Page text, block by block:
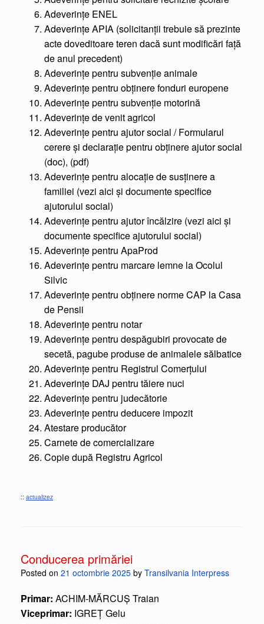
Adeverințe ENEL
Adeverințe APIA (solicitanții trebuie să prezinte
acte doveditoare teren dacă sunt modificări față
de anul precedent)
Adeverințe pentru subvenție animale
Adeverințe pentru obținere fonduri europene
Adeverințe pentru subvenție motorină
Adeverințe de venit agricol
Adeverințe pentru ajutor social / Formularul
cerere și declarație pentru obținere ajutor social
(doc), (pdf)
Adeverințe pentru alocație de susținere a
familiei (vezi aici și documente specifice
ajutorului social)
Adeverințe pentru ajutor încălzire (vezi aici și
documente specifice ajutorului social)
Adeverințe pentru ApaProd
Adeverințe pentru marcare lemne la Ocolul
Silvic
Adeverințe pentru obținere norme CAP la Casa
de Pensii
Adeverințe pentru notar
Adeverințe pentru despăgubiri provocate de
secetă, pagube produse de animalele sălbatice
Adeverințe pentru Registrul Comerțului
Adeverințe DAJ pentru tăiere nuci
Adeverințe pentru judecătorie
Adeverințe pentru deducere impozit
Atestare producător
Carnete de comercializare
Copie după Registru Agricol
:: actualizez
Conducerea primăriei
Posted on 21 octombrie 2025 by Transilvania Interpress
Primar: ACHIM-MĂRCUȘ Traian
Viceprimar: IGREȚ Gelu